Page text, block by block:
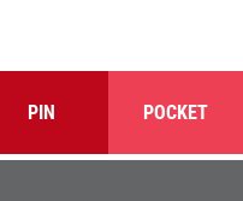
PIN POCKET